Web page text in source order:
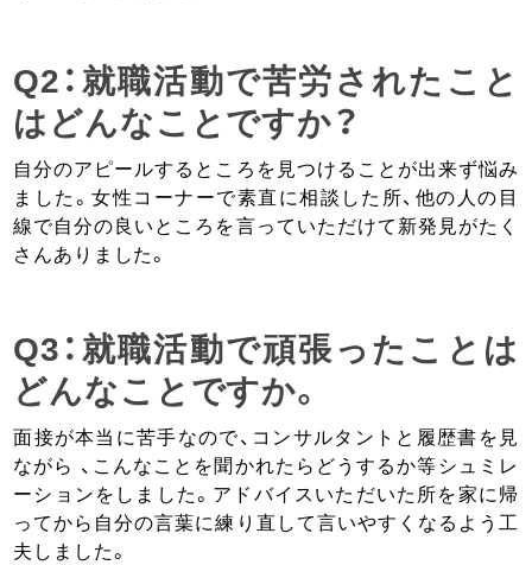
Q2：就職活動で苦労されたこと
はどんなことですか？
自分のアピールするところを見つけることが出来ず悩み
ました。女性コーナーで素直に相談した所、他の人の目
線で自分の良いところを言っていただけて新発見がたく
さんありました。
Q3：就職活動で頑張ったことは
どんなことですか。
面接が本当に苦手なので、コンサルタントと履歴書を見
ながら 、こんなことを聞かれたらどうするか等シュミレ
ーションをしました。アドバイスいただいた所を家に帰
ってから自分の言葉に練り直して言いやすくなるよう工
夫しました。